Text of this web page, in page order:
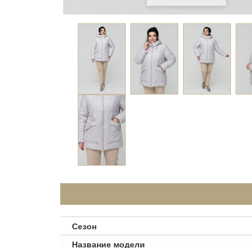
Сезон
Название модели